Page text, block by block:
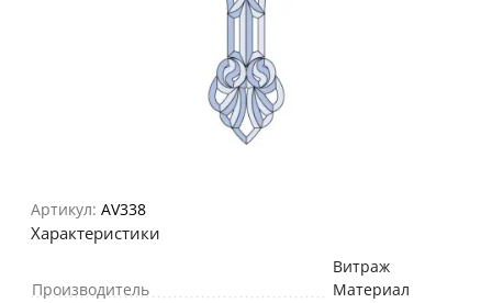
Артикул: AV338
Характеристики
Производитель
Витраж
Материал